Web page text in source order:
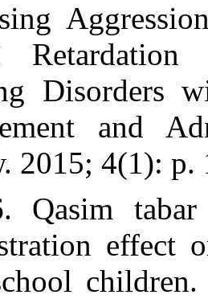
Decreasing
Mental
Learning
Management
Review. 2015;
26. 26.
demonstration
in preschool